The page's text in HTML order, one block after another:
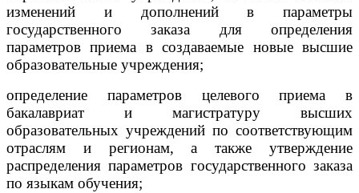
изменений и дополнений в параметры
государственного заказа для определения
параметров приема в создаваемые новые высшие
образовательные учреждения;
определение параметров целевого приема в
бакалавриат и магистратуру высших
образовательных учреждений по соответствующим
отраслям и регионам, а также утверждение
распределения параметров государственного заказа
по языкам обучения;